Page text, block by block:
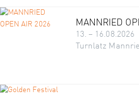
MANNRIED
13. – 16.08.2026
Turnlatz